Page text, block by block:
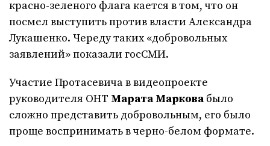
красно-зеленого флага кается в том, что он
посмел выступить против власти Александра
Лукашенко. Череду таких «добровольных
заявлений» показали госСМИ.
Участие Протасевича в видеопроекте
руководителя ОНТ Марата Марковабыло
сложно представить добровольным, его было
проще воспринимать в черно-белом формате.